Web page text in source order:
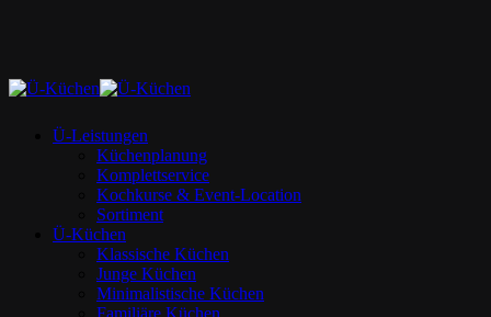
content
Ü-Leistungen
Küchenplanung
Komplettservice
Kochkurse & Event-Location
Sortiment
Ü-Küchen
Klassische Küchen
Junge Küchen
Minimalistische Küchen
Familiäre Küchen